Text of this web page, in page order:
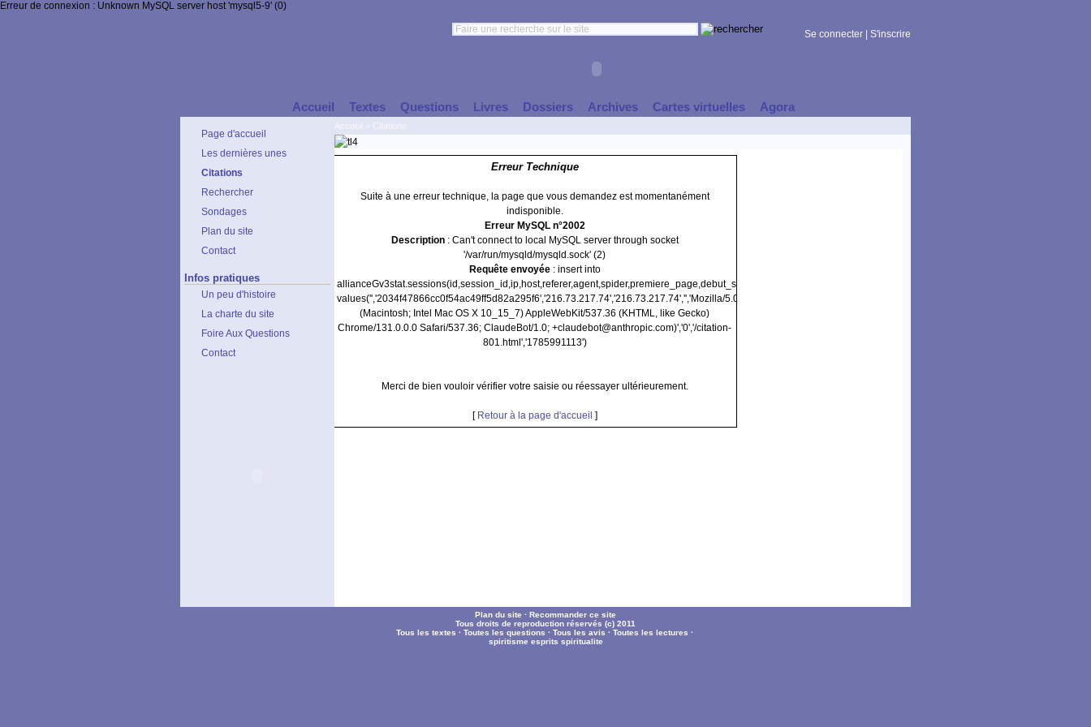
Erreur de connexion : Unknown MySQL server host 'mysql5-9' (0)
Se connecter S'inscrire
Accueil Textes Questions Livres Dossiers Archives Cartes virtuelles Agora
Page d'accueil
Les dernières unes
Citations
Rechercher
Sondages
Plan du site
Contact
Infos pratiques
Un peu d'histoire
La charte du site
Foire Aux Questions
Contact
Erreur Technique
Suite à une erreur technique, la page que vous demandez est momentanément
indisponible.
Erreur MySQL n°2002
Description: Can't connect to local MySQL server through socket
'/var/run/mysqld/mysqld.sock' (2)
Requête envoyée: insert into
allianceGv3stat.sessions(id,session_id,ip,host,referer,agent,spider,premiere_page,debut_session)
values('','2034f47866cc0f54ac49ff5d82a295f6','216.73.217.74','216.73.217.74','','Mozilla/5.0
(Macintosh; Intel Mac OS X 10_15_7) AppleWebKit/537.36 (KHTML, like Gecko)
Chrome/131.0.0.0 Safari/537.36; ClaudeBot/1.0; +claudebot@anthropic.com)','0','/citation-
801.html','1785991113')
Merci de bien vouloir vérifier votre saisie ou réessayer ultérieurement.
[ Retour à la page d'accueil ]
Plan du site · Recommander ce site
Tous droits de reproduction réservés (c) 2011
Tous les textes · Toutes les questions · Tous les avis · Toutes les lectures ·
spiritisme esprits spiritualite